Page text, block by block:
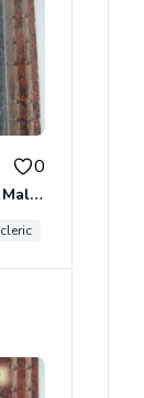
0
D&D - WOC 40086 Male Dwarven Cleric Miniature - Donjons Dragons
cleric